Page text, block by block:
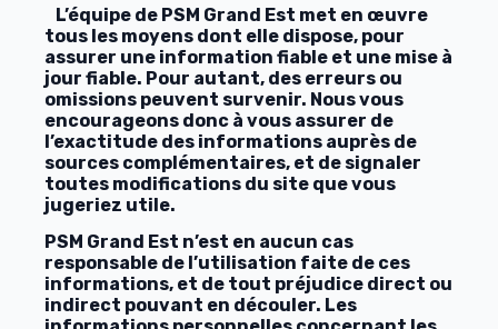
L’équipe de PSM Grand Est met en œuvre
tous les moyens dont elle dispose, pour
assurer une information fiable et une mise à
jour fiable. Pour autant, des erreurs ou
omissions peuvent survenir. Nous vous
encourageons donc à vous assurer de
l’exactitude des informations auprès de
sources complémentaires, et de signaler
toutes modifications du site que vous
jugeriez utile.
PSM Grand Est n’est en aucun cas
responsable de l’utilisation faite de ces
informations, et de tout préjudice direct ou
indirect pouvant en découler. Les